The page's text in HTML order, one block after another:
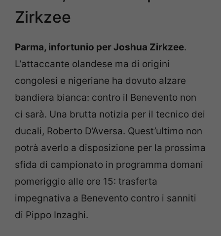
Zirkzee
Parma, infortunio per Joshua Zirkzee.
L’attaccante olandese ma di origini
congolesi e nigeriane ha dovuto alzare
bandiera bianca: contro il Benevento non
ci sarà. Una brutta notizia per il tecnico dei
ducali, Roberto D’Aversa. Quest’ultimo non
potrà averlo a disposizione per la prossima
sfida di campionato in programma domani
pomeriggio alle ore 15: trasferta
impegnativa a Benevento contro i sanniti
di Pippo Inzaghi.